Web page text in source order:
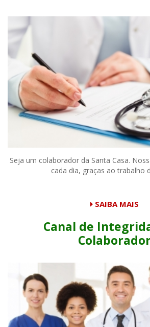
Seja um colaborador da Santa Casa.
cada dia, graças ao trabalho
SAIBA MAIS
Canal de